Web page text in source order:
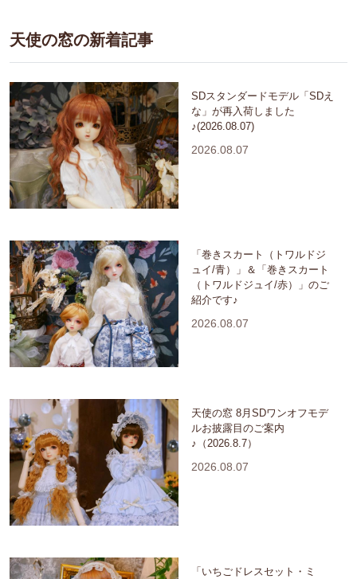
天使の窓の新着記事
SDスタンダードモデル「SDえ
な」が再入荷しました
♪(2026.08.07)
2026.08.07
「巻きスカート（トワルドジ
ュイ/青）」＆「巻きスカート
（トワルドジュイ/赤）」のご
紹介です♪
2026.08.07
天使の窓 8月SDワンオフモデ
ルお披露目のご案内
♪（2026.8.7）
2026.08.07
「いちごドレスセット・ミ